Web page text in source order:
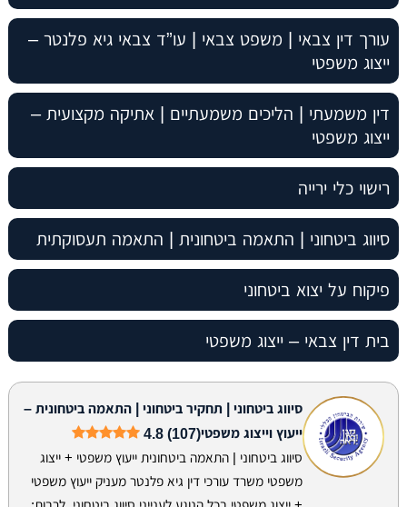
עורך דין צבאי | משפט צבאי | עו”ד צבאי גיא פלנטר –
ייצוג משפטי
דין משמעתי | הליכים משמעתיים | אתיקה מקצועית –
ייצוג משפטי
רישוי כלי ירייה
סיווג ביטחוני | התאמה ביטחונית | התאמה תעסוקתית
פיקוח על יצוא ביטחוני
בית דין צבאי – ייצוג משפטי
סיווג ביטחוני | תחקיר ביטחוני | התאמה ביטחונית –
ייעוץ וייצוג משפטי4.8 (107)
סיווג ביטחוני | התאמה ביטחונית ייעוץ משפטי + ייצוג
משפטי משרד עורכי דין גיא פלנטר מעניק ייעוץ משפטי